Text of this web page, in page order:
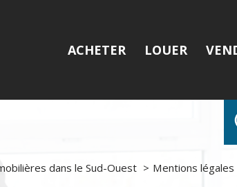
ACHETER LOUER
Nos
dans le Sud-Ouest Mentions légales